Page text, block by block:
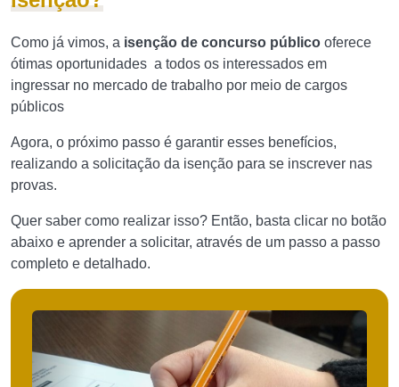
Como já vimos, a isenção de concurso público oferece
ótimas oportunidades a todos os interessados em
ingressar no mercado de trabalho por meio de cargos
públicos
Agora, o próximo passo é garantir esses benefícios,
realizando a solicitação da isenção para se inscrever nas
provas.
Quer saber como realizar isso? Então, basta clicar no botão
abaixo e aprender a solicitar, através de um passo a passo
completo e detalhado.